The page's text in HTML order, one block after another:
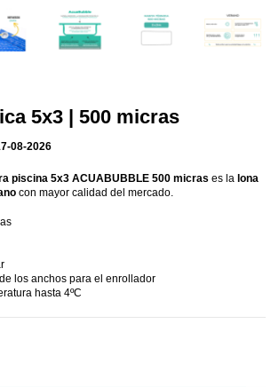
5x3 | 500 micras
08-2026
piscina 5x3 ACUABUBBLE 500 micras es la lona
con mayor calidad del mercado.
los anchos para el enrollador
hasta 4ºC